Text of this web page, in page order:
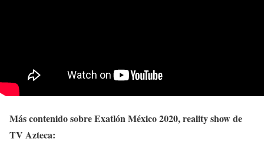
Más contenido sobre Exatlón México 2020, reality show de
TV Azteca: